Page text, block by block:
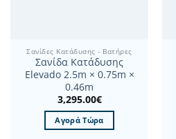
Σανίδες Κατάδυσης - Βατήρες
Σανίδα Κατάδυσης
Elevado 2.5m × 0.75m ×
0.46m
3,295.00€
Αγορά Τώρα